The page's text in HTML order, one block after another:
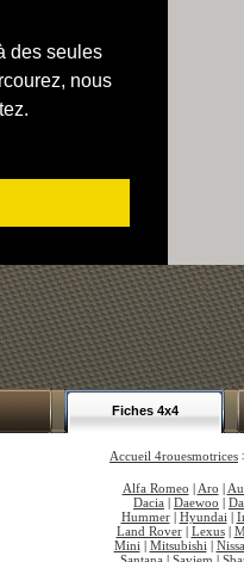
des seules
nous
Fiches 4x4
Accueil 4rouesmotrices
Alfa Romeo | Aro |
Dacia | Daewoo |
Hummer| Hyundai |
Land Rover| Lexus|
Mini | Mitsubishi |